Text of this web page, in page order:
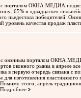
порталом ОКНА МЕДИА
65% в «двадцатке»
пьедестала победителей.
качества продаж
оконным порталом ОКНА
оконного рынка в апреле
в первую очередь связана
для изготовления
этого, апрель
Подробнее